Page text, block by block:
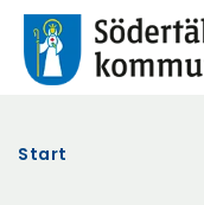
Start